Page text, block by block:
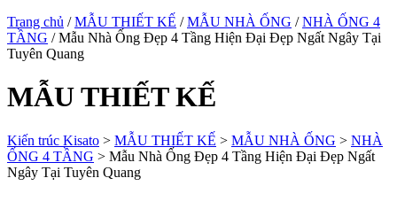
Trang chủ /MẪU THIẾT KẾ /MẪU NHÀ ỐNG /NHÀ ỐNG 4
TẦNG / Mẫu Nhà Ống Đẹp 4 Tầng Hiện Đại Đẹp Ngất Ngây Tại
Tuyên Quang
MẪU THIẾT KẾ
Kiến trúc Kisato > MẪU THIẾT KẾ > MẪU NHÀ ỐNG > NHÀ
ỐNG 4 TẦNG > Mẫu Nhà Ống Đẹp 4 Tầng Hiện Đại Đẹp Ngất
Ngây Tại Tuyên Quang